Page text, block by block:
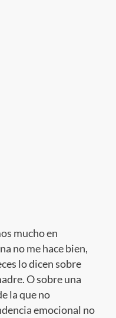
mucho en
no me hace bien,
lo dicen sobre
O sobre una
la que no
emocional no